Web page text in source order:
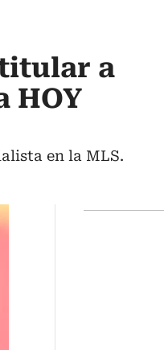
a
HOY
en la MLS.